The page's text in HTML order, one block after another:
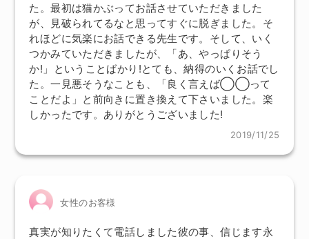
た。最初は猫かぶってお話させていただきました
が、見破られてるなと思ってすぐに脱ぎました。そ
れほどに気楽にお話できる先生です。そして、いく
つかみていただきましたが、「あ、やっぱりそう
か!」ということばかり!とても、納得のいくお話でし
た。一見悪そうなことも、「良く言えば◯◯って
ことだよ」と前向きに置き換えて下さいました。楽
しかったです。ありがとうございました!
2019/11/25
女性のお客様
真実が知りたくて電話しました彼の事、信じます永